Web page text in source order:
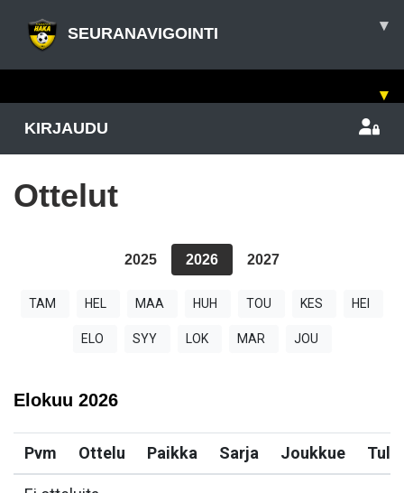
SEURANAVIGOINTI ▾
▾
KIRJAUDU
Ottelut
2025 2026 2027
TAM HEL MAA HUH TOU KES HEI
ELO SYY LOK MAR JOU
Elokuu 2026
Pvm Ottelu Paikka Sarja Joukkue